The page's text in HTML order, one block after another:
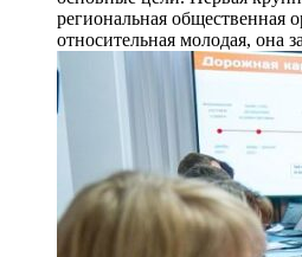
региональная общественная
относительная молодая, она